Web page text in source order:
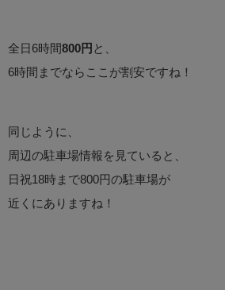
全日6時間800円 と、
6時間までならここが割安ですね！
同じように、
周辺の駐車場情報を見ていると、
日祝18時まで800円の駐車場が
近くにありますね！